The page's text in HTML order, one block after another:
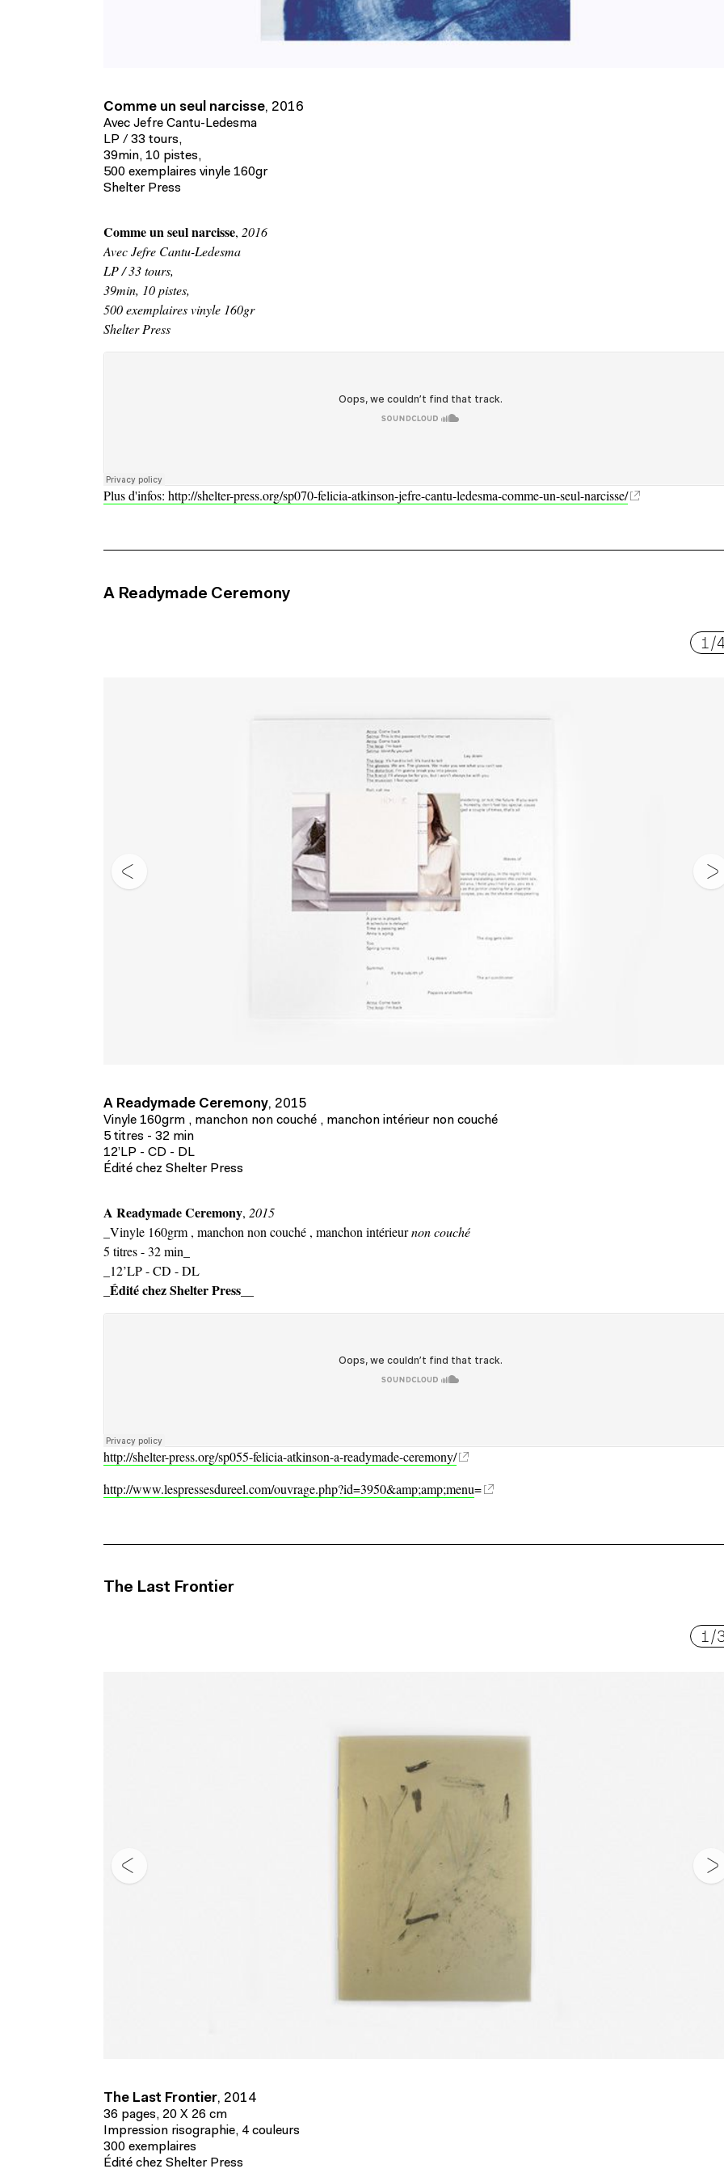
Comme un seul narcisse, 2016
Avec Jefre Cantu-Ledesma
LP / 33 tours,
39min, 10 pistes,
500 exemplaires vinyle 160gr
Shelter Press
Comme un seul narcisse, 2016
Avec Jefre Cantu-Ledesma
LP / 33 tours,
39min, 10 pistes,
500 exemplaires vinyle 160gr
Shelter Press
Plus d'infos: http://shelter-press.org/sp070-felicia-atkinson-jefre-cantu-ledesma-comme-un-seul-narcisse/
A Readymade Ceremony
1 /
A Readymade Ceremony, 2015
Vinyle 160grm , manchon non couché , manchon intérieur non couché
5 titres - 32 min
12’LP - CD - DL
Édité chez Shelter Press
A Readymade Ceremony, 2015
_Vinyle 160grm , manchon non couché , manchon intérieurnon couché
5 titres - 32 min_
_12’LP - CD - DL
Édité chez Shelter Press__
http://shelter-press.org/sp055-felicia-atkinson-a-readymade-ceremony/
http://www.lespressesdureel.com/ouvrage.php?id=3950&amp;amp;menu=
The Last Frontier
1 /
The Last Frontier, 2014
36 pages, 20 X 26 cm
Impression risographie, 4 couleurs
300 exemplaires
Édité chez Shelter Press